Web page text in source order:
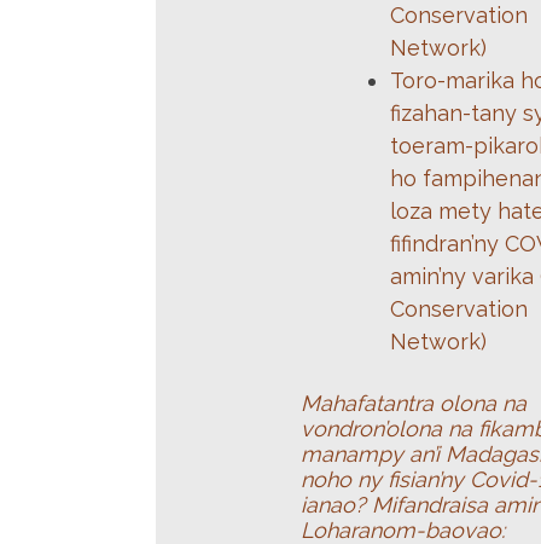
Conservation
Network)
Toro-marika
fizahan-tany
toeram-
ho
loza mety
fifindran’ny
amin’ny
Conservation
Network)
Mahafatantra olona na
vondron’olona na
manampy an’i
noho ny fisian’ny
ianao? Mifandraisa
Loharanom-baovao: